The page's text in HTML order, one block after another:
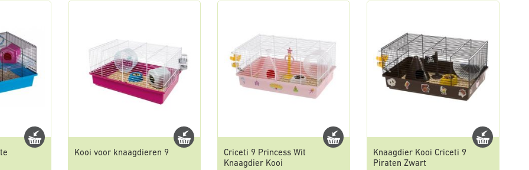
Kooi voor knaagdieren 9
Criceti 9 Princess Wit
Knaagdier Kooi
Knaagdier Kooi Criceti 9
Piraten Zwart